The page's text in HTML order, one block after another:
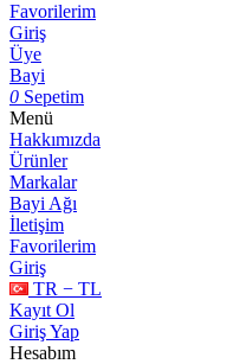
Favorilerim
Giriş
Üye
Bayi
0 Sepetim
Menü
Hakkımızda
Ürünler
Markalar
Bayi Ağı
İletişim
Favorilerim
Giriş
TR − TL
Kayıt Ol
Giriş Yap
Hesabım